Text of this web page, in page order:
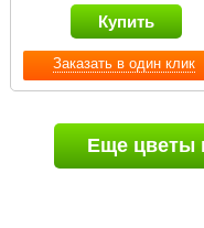
Заказать в один клик
Купить
Еще цветы